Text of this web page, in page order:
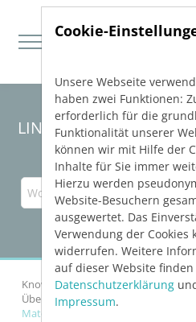
Direkt zur Hauptnavigation springen
Direkt zum Inhalt springen
LINEAR Solutions 23
Knowledge Base Revit
Netze
Über die Rohrnetzberechnungen
Materialdaten
Cookie-
Unsere Webseite
haben zwei Funktionen:
erforderlich für die
Funktionalität unserer
können wir mit Hilfe der
Inhalte für Sie immer
Hierzu werden
Website-Besuchern
ausgewertet. Das
Verwendung der Cookies
widerrufen. Weitere
auf dieser Website
Datenschutzerklärung
Impressum.